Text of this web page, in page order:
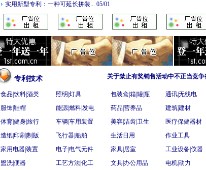
实用新型专利：一种可延长拼装... 05/01
专利技术 关于禁止有奖销售活动中不正当竞争
食品|饮料|酒类 照明|灯具 包装盒|箱|罐|瓶
通讯|无线电
服饰|鞋帽
能源|燃料|发电 药品|营养品
建筑|建材
体育|健身|旅行
车辆|车用装置 美容|洁齿|卫生
医疗保健器材
造纸|印刷|制版
飞行器|船舶 生活日用
作业工具
家用电器|装置
电子|电气元件 家具|居室
工业设备|仪器
盥洗|便器
工艺方法|化工 文具|办公用品
电机|动力